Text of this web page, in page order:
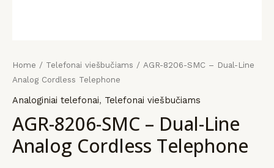
Home / Telefonai viešbučiams / AGR-8206-SMC – Dual-Line
Analog Cordless Telephone
Analoginiai telefonai, Telefonai viešbučiams
AGR-8206-SMC – Dual-Line
Analog Cordless Telephone